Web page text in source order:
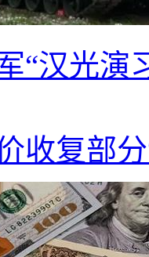
“汉光演
收复部